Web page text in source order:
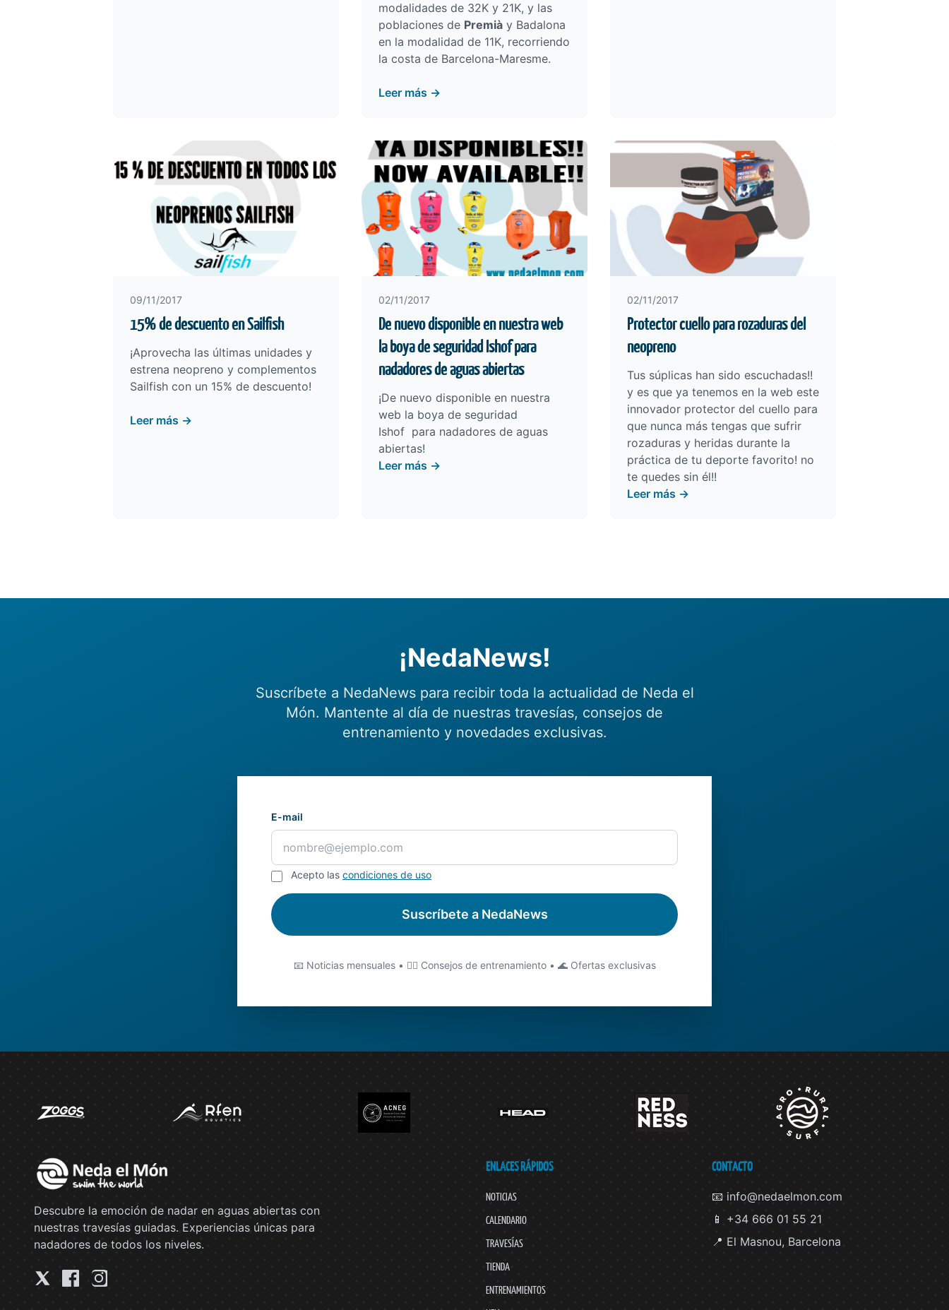
modalidades de 32K y 21K, y las
poblaciones de Premià y Badalona
en la modalidad de 11K, recorriendo
la costa de Barcelona-Maresme.
Leer más →
09/11/2017
15% de descuento en Sailfish
¡Aprovecha las últimas unidades y
estrena neopreno y complementos
Sailfish con un 15% de descuento!
Leer más →
02/11/2017
De nuevo disponible en nuestra web
la boya de seguridad Ishof para
nadadores de aguas abiertas
¡De nuevo disponible en nuestra
web la boya de seguridad
Ishof para nadadores de aguas
abiertas!
Leer más →
02/11/2017
Protector cuello para rozaduras del
neopreno
Tus súplicas han sido escuchadas!!
y es que ya tenemos en la web este
innovador protector del cuello para
que nunca más tengas que sufrir
rozaduras y heridas durante la
práctica de tu deporte favorito! no
te quedes sin él!!
Leer más →
¡NedaNews!
Suscríbete a NedaNews para recibir toda la actualidad de Neda el
Món. Mantente al día de nuestras travesías, consejos de
entrenamiento y novedades exclusivas.
E-mail
Acepto las condiciones de uso
Suscríbete a NedaNews
📧 Noticias mensuales • 🏊‍♂️ Consejos de entrenamiento • 🌊 Ofertas exclusivas
Descubre la emoción de nadar en aguas abiertas con
nuestras travesías guiadas. Experiencias únicas para
nadadores de todos los niveles.
ENLACES RÁPIDOS
NOTICIAS
CALENDARIO
TRAVESÍAS
TIENDA
ENTRENAMIENTOS
CONTACTO
📧 info@nedaelmon.com
📱 +34 666 01 55 21
📍 El Masnou, Barcelona